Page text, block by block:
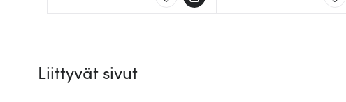
Liittyvät sivut